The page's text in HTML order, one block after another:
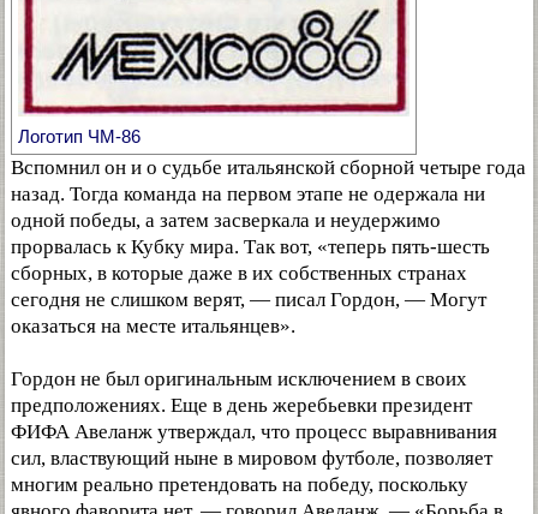
Логотип ЧМ-86
Вспомнил он и о судьбе итальянской сборной четыре года
назад. Тогда команда на первом этапе не одержала ни
одной победы, а затем засверкала и неудержимо
прорвалась к Кубку мира. Так вот, «теперь пять-шесть
сборных, в которые даже в их собственных странах
сегодня не слишком верят, — писал Гордон, — Могут
оказаться на месте итальянцев».
Гордон не был оригинальным исключением в своих
предположениях. Еще в день жеребьевки президент
ФИФА Авеланж утверждал, что процесс выравнивания
сил, властвующий ныне в мировом футболе, позволяет
многим реально претендовать на победу, поскольку